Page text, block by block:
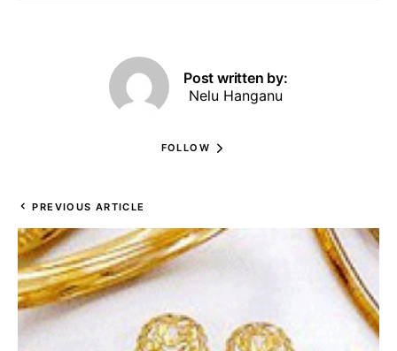
Post written by:
Nelu Hanganu
FOLLOW
PREVIOUS ARTICLE